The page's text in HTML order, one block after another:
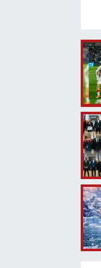
Oryantiring
Özel
Paralimpik
Sualtı Sporları
Tekvando